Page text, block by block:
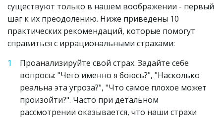
существуют только в нашем воображении - первый
шаг к их преодолению. Ниже приведены 10
практических рекомендаций, которые помогут
справиться с иррациональными страхами:
Проанализируйте свой страх. Задайте себе
вопросы: "Чего именно я боюсь?", "Насколько
реальна эта угроза?", "Что самое плохое может
произойти?". Часто при детальном
рассмотрении оказывается, что наши страхи